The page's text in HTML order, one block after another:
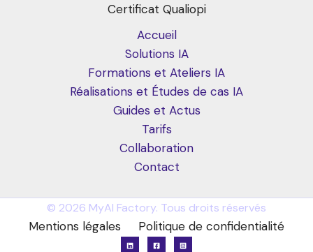
Certificat Qualiopi
Accueil
Solutions IA
Formations et Ateliers IA
Réalisations et Études de cas IA
Guides et Actus
Tarifs
Collaboration
Contact
© 2026 MyAI Factory. Tous droits réservés
Mentions légales Politique de confidentialité